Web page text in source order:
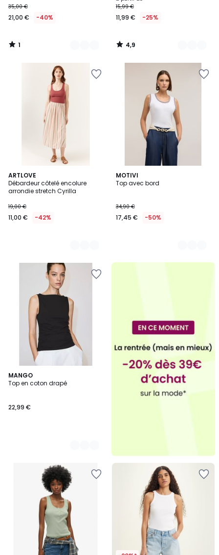
€
au
de
35,00
35,00 €
21,00 € -40%
1
/
15,99 €
11,99 € -25%
4,9
/
ARTLOVE
Débardeur côtelé encolure
arrondie stretch Cyrilla
19,00 €
11,00 € -42%
2
Couleurs
MOTIVI
Top avec bord
34,90 €
17,45 € -50%
3
Couleurs
MANGO
Top en coton drapé
22,99 €
3
Couleurs